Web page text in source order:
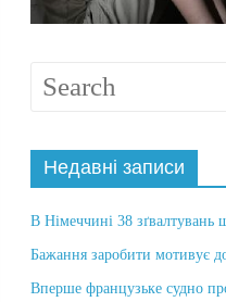
Недавні записи
В Німеччині 38 зґвалтувань
Бажання заробити мотивує
Вперше французьке судно